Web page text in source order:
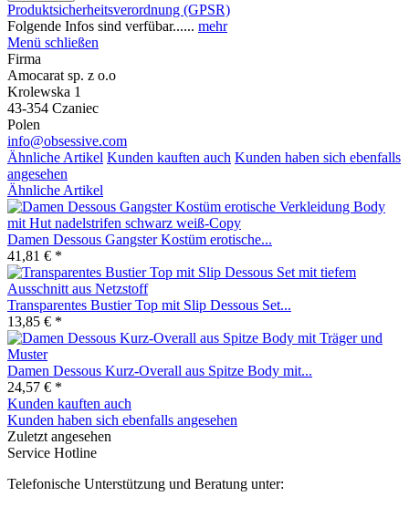
Produktsicherheitsverordnung (GPSR)
Folgende Infos sind verfübar...... mehr
Menü schließen
Firma
Amocarat sp. z o.o
Krolewska 1
43-354 Czaniec
Polen
info@obsessive.com
Ähnliche Artikel Kunden kauften auch Kunden haben sich ebenfalls
angesehen
Ähnliche Artikel
Damen Dessous Gangster Kostüm erotische...
41,81 € *
Transparentes Bustier Top mit Slip Dessous Set...
13,85 € *
Damen Dessous Kurz-Overall aus Spitze Body mit...
24,57 € *
Kunden kauften auch
Kunden haben sich ebenfalls angesehen
Zuletzt angesehen
Service Hotline
Telefonische Unterstützung und Beratung unter: